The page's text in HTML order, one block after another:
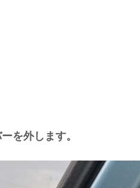
を外します。